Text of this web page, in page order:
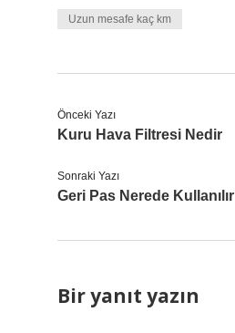
Uzun mesafe kaç km
Önceki Yazı
Kuru Hava Filtresi Nedir
Sonraki Yazı
Geri Pas Nerede Kullanılır
Bir yanıt yazın